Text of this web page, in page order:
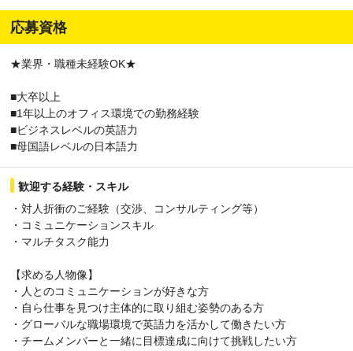
応募資格
★業界・職種未経験OK★
■大卒以上
■1年以上のオフィス環境での勤務経験
■ビジネスレベルの英語力
■母国語レベルの日本語力
歓迎する経験・スキル
・対人折衝のご経験（交渉、コンサルティング等）
・コミュニケーションスキル
・マルチタスク能力
【求める人物像】
・人とのコミュニケーションが好きな方
・自ら仕事を見つけ主体的に取り組む姿勢のある方
・グローバルな職場環境で英語力を活かして働きたい方
・チームメンバーと一緒に目標達成に向けて挑戦したい方